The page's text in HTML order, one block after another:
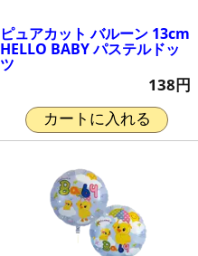
ピュアカット バルーン 13cm
HELLO BABY パステルドッ
ツ
138円
カートに入れる